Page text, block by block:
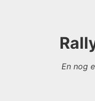
En nog